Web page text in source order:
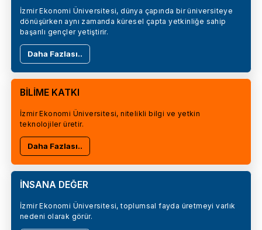
İzmir Ekonomi Üniversitesi, dünya çapında bir üniversiteye
dönüşürken aynı zamanda küresel çapta yetkinliğe sahip
başarılı gençler yetiştirir.
Daha Fazlası..
BİLİME KATKI
İzmir Ekonomi Üniversitesi, nitelikli bilgi ve yetkin
teknolojiler üretir.
Daha Fazlası..
İNSANA DEĞER
İzmir Ekonomi Üniversitesi, toplumsal fayda üretmeyi varlık
nedeni olarak görür.